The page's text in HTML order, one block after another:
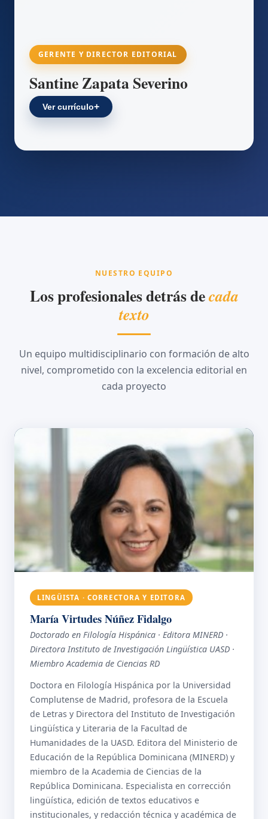
GERENTE Y DIRECTOR EDITORIAL
Santine Zapata Severino
Ver currículo
NUESTRO EQUIPO
Los profesionales detrás decada
texto
Un equipo multidisciplinario con formación de alto
nivel, comprometido con la excelencia editorial en
cada proyecto
LINGÜISTA · CORRECTORA Y EDITORA
María Virtudes Núñez Fidalgo
Doctorado en Filología Hispánica · Editora MINERD ·
Directora Instituto de Investigación Lingüística UASD ·
Miembro Academia de Ciencias RD
Doctora en Filología Hispánica por la Universidad
Complutense de Madrid, profesora de la Escuela
de Letras y Directora del Instituto de Investigación
Lingüística y Literaria de la Facultad de
Humanidades de la UASD. Editora del Ministerio de
Educación de la República Dominicana (MINERD) y
miembro de la Academia de Ciencias de la
República Dominicana. Especialista en corrección
lingüística, edición de textos educativos e
institucionales, y redacción técnica y académica de